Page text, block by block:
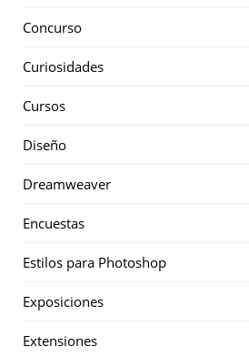
Concurso
Curiosidades
Cursos
Diseño
Dreamweaver
Encuestas
Estilos para Photoshop
Exposiciones
Extensiones